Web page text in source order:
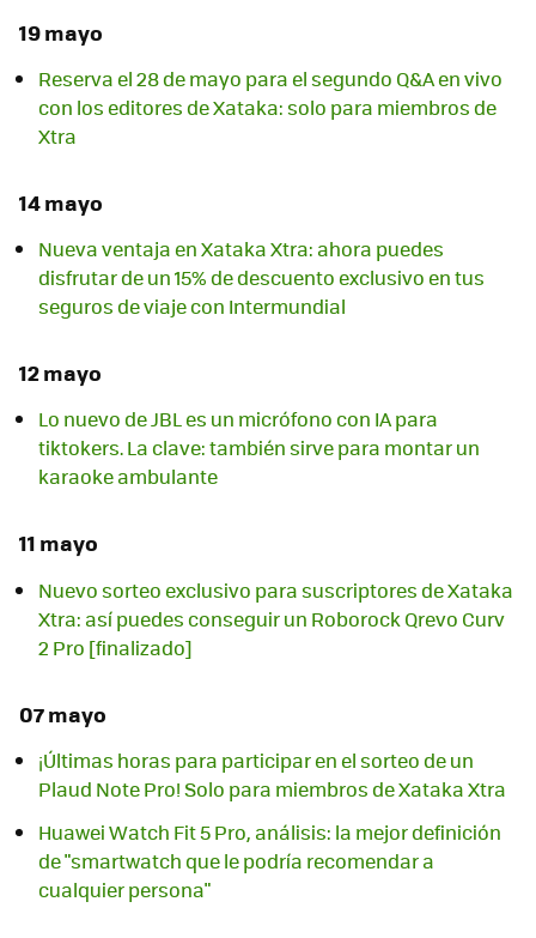
19 mayo
Reserva el 28 de mayo para el segundo Q&A en vivo
con los editores de Xataka: solo para miembros de
Xtra
14 mayo
Nueva ventaja en Xataka Xtra: ahora puedes
disfrutar de un 15% de descuento exclusivo en tus
seguros de viaje con Intermundial
12 mayo
Lo nuevo de JBL es un micrófono con IA para
tiktokers. La clave: también sirve para montar un
karaoke ambulante
11 mayo
Nuevo sorteo exclusivo para suscriptores de Xataka
Xtra: así puedes conseguir un Roborock Qrevo Curv
2 Pro [finalizado]
07 mayo
¡Últimas horas para participar en el sorteo de un
Plaud Note Pro! Solo para miembros de Xataka Xtra
Huawei Watch Fit 5 Pro, análisis: la mejor definición
de "smartwatch que le podría recomendar a
cualquier persona"